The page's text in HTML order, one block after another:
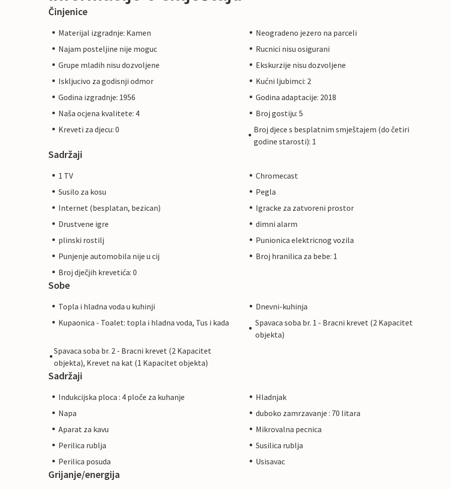
Činjenice
Materijal izgradnje: Kamen
Neogradeno jezero na parceli
Najam posteljine nije moguc
Rucnici nisu osigurani
Grupe mladih nisu dozvoljene
Ekskurzije nisu dozvoljene
Iskljucivo za godisnji odmor
Kućni ljubimci: 2
Godina izgradnje: 1956
Godina adaptacije: 2018
Naša ocjena kvalitete: 4
Broj gostiju: 5
Kreveti za djecu: 0
Broj djece s besplatnim smještajem (do četiri
godine starosti): 1
Sadržaji
1 TV
Chromecast
Susilo za kosu
Pegla
Internet (besplatan, bezican)
Igracke za zatvoreni prostor
Drustvene igre
dimni alarm
plinski rostilj
Punionica elektricnog vozila
Punjenje automobila nije u cij
Broj hranilica za bebe: 1
Broj dječjih krevetića: 0
Sobe
Topla i hladna voda u kuhinji
Dnevni-kuhinja
Kupaonica - Toalet: topla i hladna voda, Tus i kada
Spavaca soba br. 1 - Bracni krevet (2 Kapacitet
objekta)
Spavaca soba br. 2 - Bracni krevet (2 Kapacitet
objekta), Krevet na kat (1 Kapacitet objekta)
Sadržaji
Indukcijska ploca : 4 ploče za kuhanje
Hladnjak
Napa
duboko zamrzavanje : 70 litara
Aparat za kavu
Mikrovalna pecnica
Perilica rublja
Susilica rublja
Perilica posuda
Usisavac
Grijanje/energija